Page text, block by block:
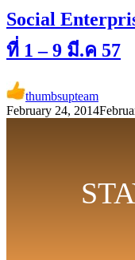
Social
ที่ 1 – 9 มี.ค 57
thumbsupteam
February 24, 2014